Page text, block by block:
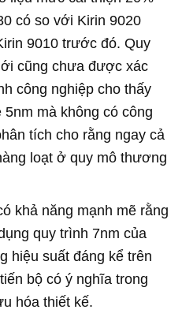
có so với Kirin 9020
9010 trước đó. Quy
cũng chưa được xác
công nghiệp cho thấy
mà không có công
tích cho rằng ngay cả
loạt ở quy mô thương
khả năng mạnh mẽ rằng
quy trình 7nm của
hiệu suất đáng kể trên
bộ có ý nghĩa trong
hóa thiết kế.